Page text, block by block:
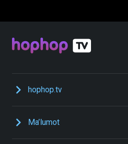
hophop.tv
Ma’lumot